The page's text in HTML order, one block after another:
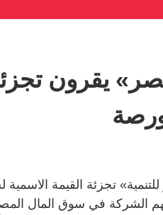
يقرون
الشركة في سوق المال